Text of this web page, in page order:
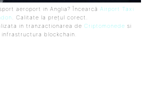
aeroport in Anglia? Încearcă Airport Taxi
. Calitate la prețul corect.
in tranzactionarea de Criptomonede si
infrastructura blockchain.